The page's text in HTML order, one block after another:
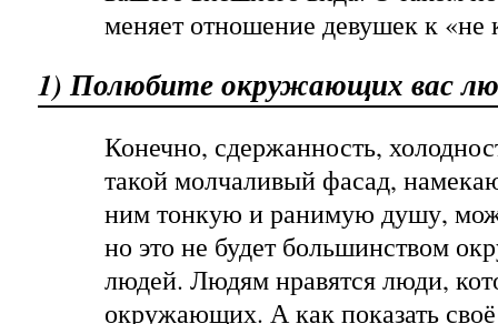
меняет отношение девушек к «не
1) Полюбите окружающих вас
Конечно, сдержанность,
такой молчаливый фасад,
ним тонкую и ранимую душу,
но это не будет большинством
людей. Людям нравятся люди,
окружающих. А как показать